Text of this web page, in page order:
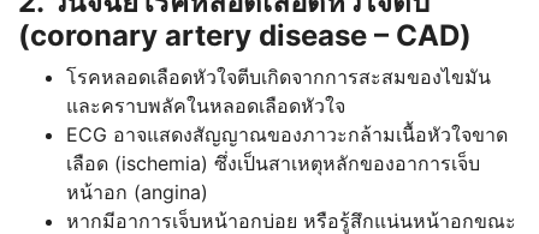
(coronary artery disease – CAD)
โรคหลอดเลือดหัวใจตีบเกิดจากการสะสมของไขมัน
และคราบพลัคในหลอดเลือดหัวใจ
ECG อาจแสดงสัญญาณของภาวะกล้ามเนื้อหัวใจขาด
เลือด (ischemia) ซึ่งเป็นสาเหตุหลักของอาการเจ็บ
หน้าอก (angina)
หากมีอาการเจ็บหน้าอกบ่อย หรือรู้สึกแน่นหน้าอกขณะ